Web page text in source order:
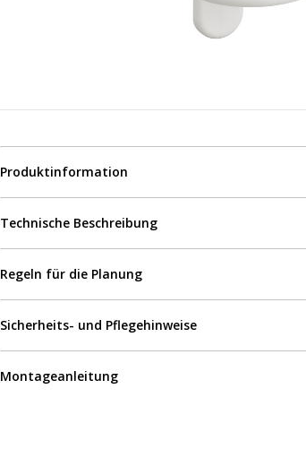
Produktinformation
Technische Beschreibung
Regeln für die Planung
Sicherheits- und Pflegehinweise
Montageanleitung